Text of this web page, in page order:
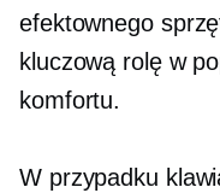
efektownego
kluczową rolę w
komfortu.
W przypadku